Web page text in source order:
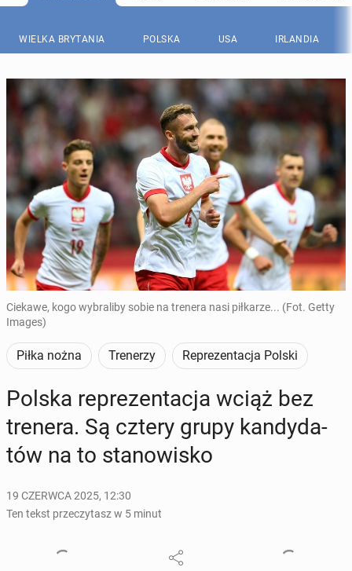
WIELKA BRYTANIA POLSKA USA IRLANDIA
Ciekawe, kogo wybraliby sobie na trenera nasi piłkarze... (Fot. Getty
Images)
Piłka nożna Trenerzy Reprezentacja Polski
Polska re­pre­zen­ta­cja wciąż bez
trenera. Są cztery grupy kan­dy­da­
tów na to sta­no­wi­sko
19 CZERWCA 2025, 12:30
Ten tekst przeczytasz w 5 minut